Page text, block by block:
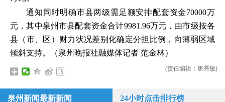
通知同时明确市县两级需足额安排配套资金70000万
元，其中泉州市县配套资金合计9981.96万元，由市级按各
县（市、区）财力状况差别化确定分担比例，向薄弱区域
倾斜支持。（泉州晚报社融媒体记者 范金林）
(责任编辑：唐秀敏)
泉州新闻最新新闻 24小时点击排行榜